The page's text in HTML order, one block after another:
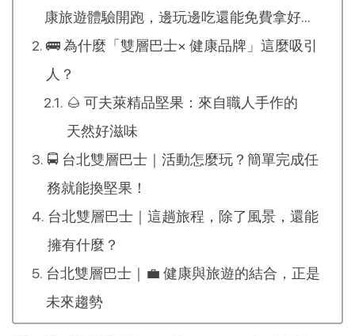
康旅遊體驗開跑，邊玩邊吃還能免費拿好
禮！
🚌 為什麼「雙層巴士× 健康品牌」這麼吸引
人？
🌰 可夫萊精品堅果：來自職人手作的
天然好滋味
🚍 台北雙層巴士｜活動怎麼玩？簡單完成任
務就能換堅果！
台北雙層巴士｜這趟旅程，除了風景，還能
擁有什麼？
台北雙層巴士｜💼 健康與旅遊的結合，正是
未來趨勢